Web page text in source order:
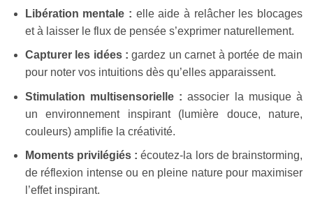
Libération mentale : elle aide à relâcher les blocages
et à laisser le flux de pensée s’exprimer naturellement.
Capturer les idées : gardez un carnet à portée de main
pour noter vos intuitions dès qu’elles apparaissent.
Stimulation multisensorielle : associer la musique à
un environnement inspirant (lumière douce, nature,
couleurs) amplifie la créativité.
Moments privilégiés : écoutez-la lors de brainstorming,
de réflexion intense ou en pleine nature pour maximiser
l’effet inspirant.